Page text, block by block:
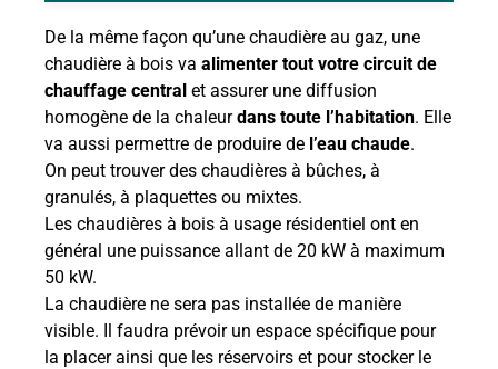
De la même façon qu’une chaudière au gaz, une
chaudière à bois va alimenter tout votre circuit de
chauffage central et assurer une diffusion
homogène de la chaleurdans toute l’habitation. Elle
va aussi permettre de produire de l’eau chaude.
On peut trouver des chaudières à bûches, à
granulés, à plaquettes ou mixtes.
Les chaudières à bois à usage résidentiel ont en
général une puissance allant de 20 kW à maximum
50 kW.
La chaudière ne sera pas installée de manière
visible. Il faudra prévoir un espace spécifique pour
la placer ainsi que les réservoirs et pour stocker le